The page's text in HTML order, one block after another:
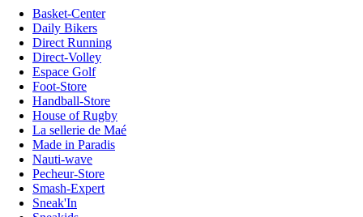
Basket-Center
Daily Bikers
Direct Running
Direct-Volley
Espace Golf
Foot-Store
Handball-Store
House of Rugby
La sellerie de Maé
Made in Paradis
Nauti-wave
Pecheur-Store
Smash-Expert
Sneak'In